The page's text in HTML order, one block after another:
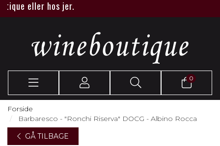
eller hos jer.
0
Forside
Barbaresco - "Ronchi Riserva" DOCG - Albino Rocca
GÅ TILBAGE